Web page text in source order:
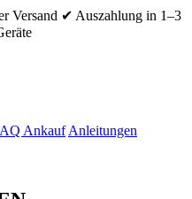
Versand ✔ Auszahlung in 1–3
Ankauf Anleitungen